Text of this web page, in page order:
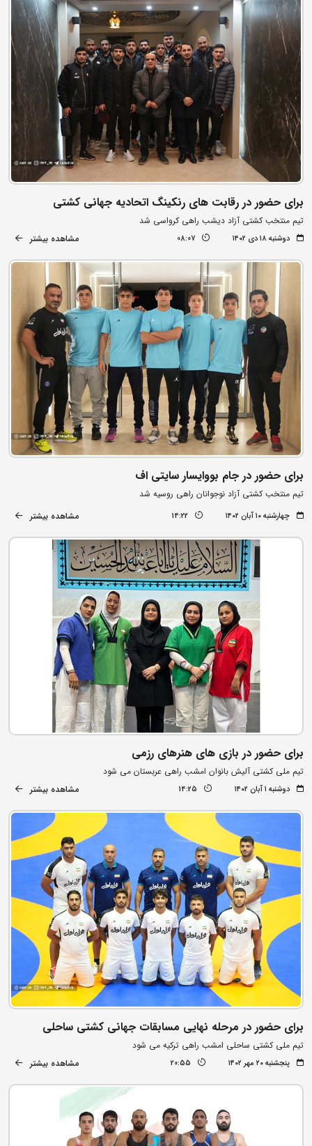
برای حضور در رقابت های رنکینگ اتحادیه جهانی کشتی
تیم منتخب کشتی آزاد دیشب راهی کرواسی شد
دوشنبه ۱۸ دی ۱۴۰۲ 08:07 مشاهده بیشتر
برای حضور در جام بووایسار سایتی اف
تیم منتخب کشتی آزاد نوجوانان راهی روسیه شد
چهارشنبه ۱۰ آبان ۱۴۰۲ 14:22 مشاهده بیشتر
برای حضور در بازی های هنرهای رزمی
تیم ملی کشتی آلیش بانوان امشب راهی عربستان می شود
دوشنبه ۱ آبان ۱۴۰۲ 14:25 مشاهده بیشتر
برای حضور در مرحله نهایی مسابقات جهانی کشتی ساحلی
تیم ملی کشتی ساحلی امشب راهی ترکیه می شود
پنجشنبه ۲۰ مهر ۱۴۰۲ 20:55 مشاهده بیشتر